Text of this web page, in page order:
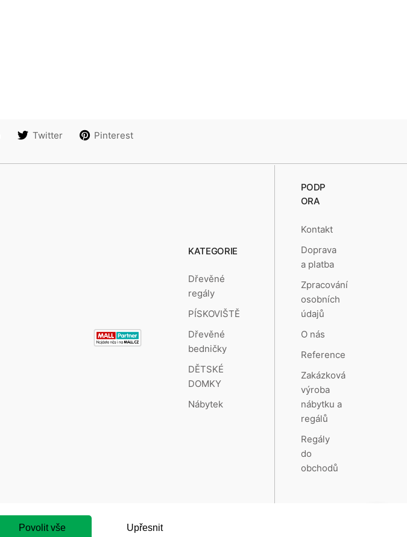
Twitter Pinterest
KATEGORIE
Dřevěné
regály
PÍSKOVIŠTĚ
Dřevěné
bedničky
DĚTSKÉ
DOMKY
Nábytek
PODP
ORA
Kontakt
Doprava
a platba
Zpracování
osobních
údajů
O nás
Reference
Zakázková
výroba
nábytku a
regálů
Regály
do
obchodů
Povolit vše Upřesnit